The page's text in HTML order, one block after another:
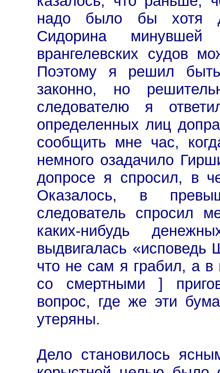
надо было бы хотя
Сидорина
врангелевских судов
Поэтому я решил быть
законно, но
следователю я
определенных лиц
сообщить мне час,
немного озадачило
допросе я спросил, в
Оказалось, в
следователь
каких-нибудь
выдвигалась «исповедь
что не сам я грабил, а
со смертными ]
вопрос, где же эти
утеряны.
Дело становилось